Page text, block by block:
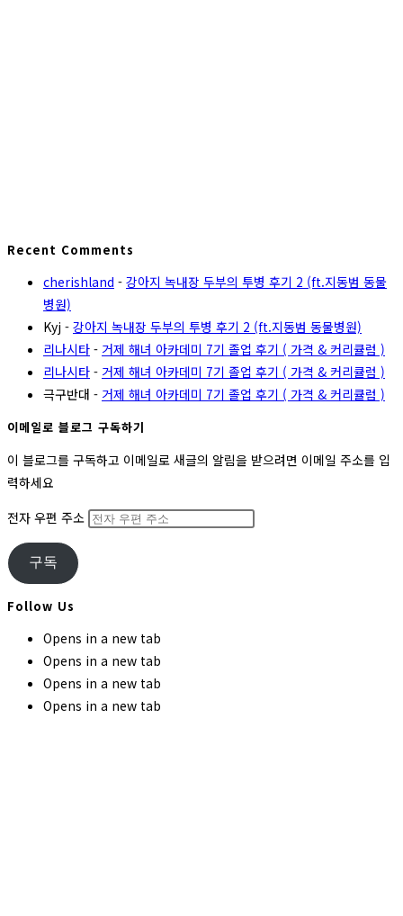
Recent Comments
cherishland - 강아지 녹내장 두부의 투병 후기 2 (ft.지동범 동물
병원)
Kyj - 강아지 녹내장 두부의 투병 후기 2 (ft.지동범 동물병원)
리나시타 - 거제 해녀 아카데미 7기 졸업 후기 ( 가격 & 커리큘럼 )
리나시타 - 거제 해녀 아카데미 7기 졸업 후기 ( 가격 & 커리큘럼 )
극구반대 - 거제 해녀 아카데미 7기 졸업 후기 ( 가격 & 커리큘럼 )
이메일로 블로그 구독하기
이 블로그를 구독하고 이메일로 새글의 알림을 받으려면 이메일 주소를 입
력하세요
전자 우편 주소
구독
Follow Us
Opens in a new tab
Opens in a new tab
Opens in a new tab
Opens in a new tab